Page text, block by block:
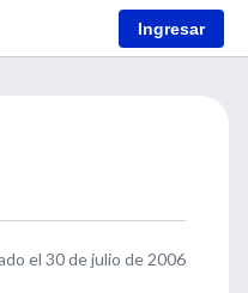
Ingresar
el 30 de julio de 2006